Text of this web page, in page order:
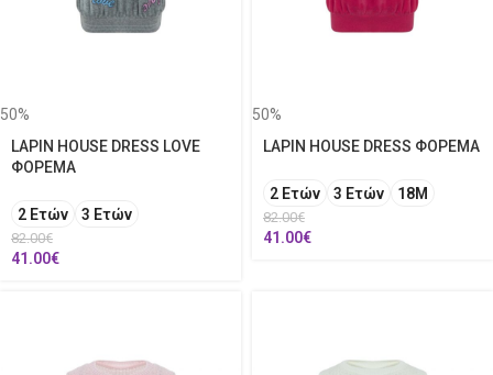
50%
LAPIN HOUSE DRESS LOVE
ΦΟΡΕΜΑ
2 Ετών 3 Ετών
82.00€
41.00€
50%
LAPIN HOUSE DRESS ΦΟΡΕΜΑ
2 Ετών 3 Ετών 18Μ
82.00€
41.00€